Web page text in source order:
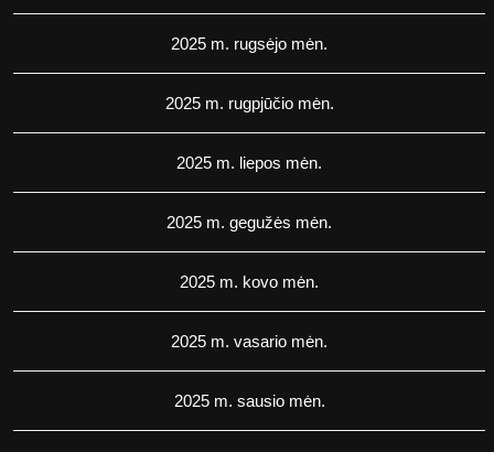
2025 m. rugsėjo mėn.
2025 m. rugpjūčio mėn.
2025 m. liepos mėn.
2025 m. gegužės mėn.
2025 m. kovo mėn.
2025 m. vasario mėn.
2025 m. sausio mėn.